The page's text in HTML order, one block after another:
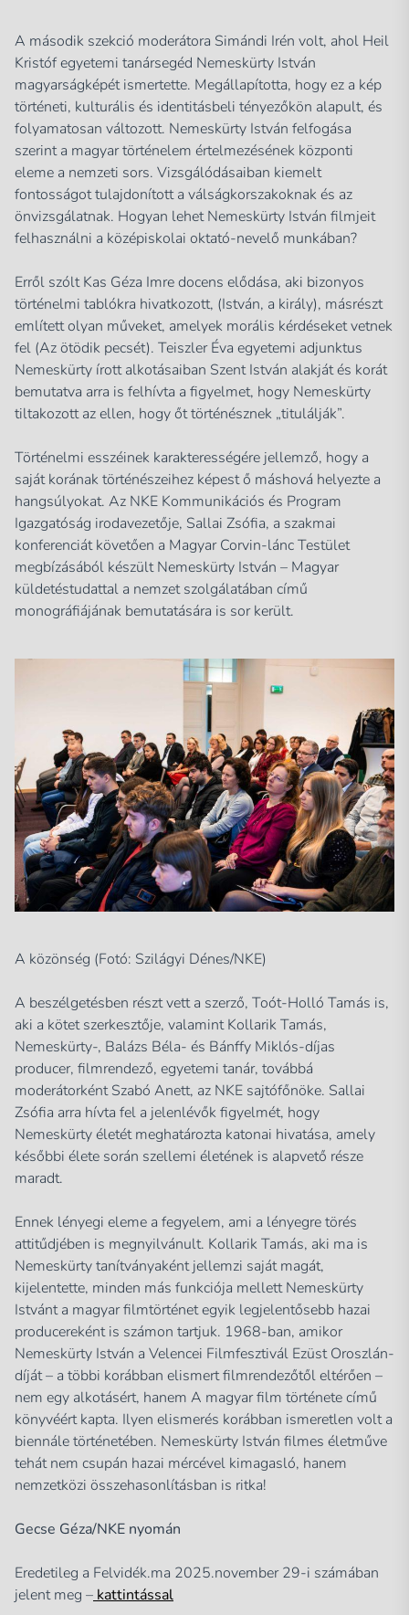
A második szekció moderátora Simándi Irén volt, ahol Heil
Kristóf egyetemi tanársegéd Nemeskürty István
magyarságképét ismertette. Megállapította, hogy ez a kép
történeti, kulturális és identitásbeli tényezőkön alapult, és
folyamatosan változott. Nemeskürty István felfogása
szerint a magyar történelem értelmezésének központi
eleme a nemzeti sors. Vizsgálódásaiban kiemelt
fontosságot tulajdonított a válságkorszakoknak és az
önvizsgálatnak. Hogyan lehet Nemeskürty István filmjeit
felhasználni a középiskolai oktató-nevelő munkában?
Erről szólt Kas Géza Imre docens elődása, aki bizonyos
történelmi tablókra hivatkozott, (István, a király), másrészt
említett olyan műveket, amelyek morális kérdéseket vetnek
fel (Az ötödik pecsét). Teiszler Éva egyetemi adjunktus
Nemeskürty írott alkotásaiban Szent István alakját és korát
bemutatva arra is felhívta a figyelmet, hogy Nemeskürty
tiltakozott az ellen, hogy őt történésznek „titulálják”.
Történelmi esszéinek karakterességére jellemző, hogy a
saját korának történészeihez képest ő máshová helyezte a
hangsúlyokat. Az NKE Kommunikációs és Program
Igazgatóság irodavezetője, Sallai Zsófia, a szakmai
konferenciát követően a Magyar Corvin-lánc Testület
megbízásából készült Nemeskürty István – Magyar
küldetéstudattal a nemzet szolgálatában című
monográfiájának bemutatására is sor került.
A közönség (Fotó: Szilágyi Dénes/NKE)
A beszélgetésben részt vett a szerző, Toót-Holló Tamás is,
aki a kötet szerkesztője, valamint Kollarik Tamás,
Nemeskürty-, Balázs Béla- és Bánffy Miklós-díjas
producer, filmrendező, egyetemi tanár, továbbá
moderátorként Szabó Anett, az NKE sajtófőnöke. Sallai
Zsófia arra hívta fel a jelenlévők figyelmét, hogy
Nemeskürty életét meghatározta katonai hivatása, amely
későbbi élete során szellemi életének is alapvető része
maradt.
Ennek lényegi eleme a fegyelem, ami a lényegre törés
attitűdjében is megnyilvánult. Kollarik Tamás, aki ma is
Nemeskürty tanítványaként jellemzi saját magát,
kijelentette, minden más funkciója mellett Nemeskürty
Istvánt a magyar filmtörténet egyik legjelentősebb hazai
producereként is számon tartjuk. 1968-ban, amikor
Nemeskürty István a Velencei Filmfesztivál Ezüst Oroszlán-
díját – a többi korábban elismert filmrendezőtől eltérően –
nem egy alkotásért, hanem A magyar film története című
könyvéért kapta. Ilyen elismerés korábban ismeretlen volt a
biennále történetében. Nemeskürty István filmes életműve
tehát nem csupán hazai mércével kimagasló, hanem
nemzetközi összehasonlításban is ritka!
Gecse Géza/NKE nyomán
Eredetileg a Felvidék.ma 2025.november 29-i számában
jelent meg – kattintással